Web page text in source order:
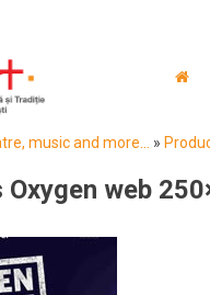
music and more... »
Oxygen web